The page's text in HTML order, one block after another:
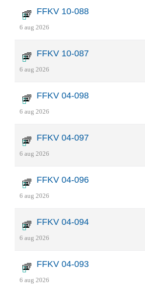
FFKV 10-088
6 aug 2026
FFKV 10-087
6 aug 2026
FFKV 04-098
6 aug 2026
FFKV 04-097
6 aug 2026
FFKV 04-096
6 aug 2026
FFKV 04-094
6 aug 2026
FFKV 04-093
6 aug 2026